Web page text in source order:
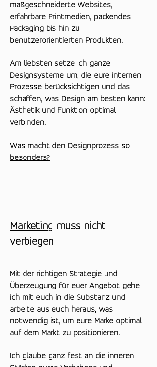
maßgeschneiderte Websites,
erfahrbare Printmedien, packendes
Packaging bis hin zu
benutzerorientierten Produkten.
Am liebsten setze ich ganze
Designsysteme um, die eure internen
Prozesse berücksichtigen und das
schaffen, was Design am besten kann:
Ästhetik und Funktion optimal
verbinden.
Was macht den Designprozess so
besonders?
Marketing muss nicht
verbiegen
Mit der richtigen Strategie und
Überzeugung für euer Angebot gehe
ich mit euch in die Substanz und
arbeite aus euch heraus, was
notwendig ist, um eure Marke optimal
auf dem Markt zu positionieren.
Ich glaube ganz fest an die inneren